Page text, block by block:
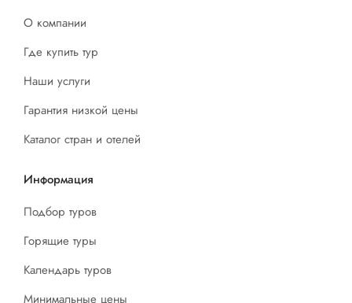
О компании
Где купить тур
Наши услуги
Гарантия низкой цены
Каталог стран и отелей
Информация
Подбор туров
Горящие туры
Календарь туров
Минимальные цены